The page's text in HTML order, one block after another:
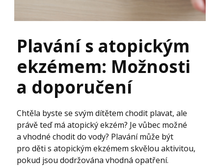
Plavání s atopickým
ekzémem: Možnosti
a doporučení
Chtěla byste se svým dítětem chodit plavat, ale
právě teď má atopický ekzém? Je vůbec možné
a vhodné chodit do vody? Plavání může být
pro děti s atopickým ekzémem skvělou aktivitou,
pokud jsou dodržována vhodná opatření.